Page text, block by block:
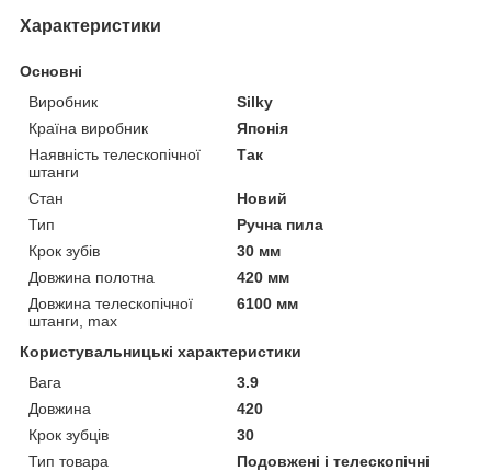
Характеристики
Основні
Виробник
Silky
Країна виробник
Японія
Наявність телескопічної
штанги
Так
Стан
Новий
Тип
Ручна пила
Крок зубів
30 мм
Довжина полотна
420 мм
Довжина телескопічної
штанги, max
6100 мм
Користувальницькі характеристики
Вага
3.9
Довжина
420
Крок зубців
30
Тип товара
Подовжені і телескопічні